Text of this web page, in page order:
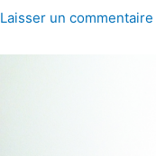
Laisser un commentaire